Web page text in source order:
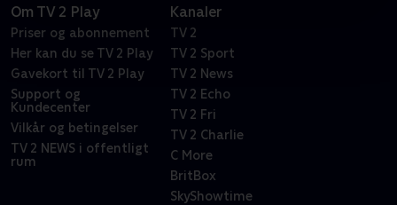
Om TV 2 Play
Priser og abonnement
Her kan du se TV 2 Play
Gavekort til TV 2 Play
Support og
Kundecenter
Vilkår og betingelser
TV 2 NEWS i offentligt
rum
Kanaler
TV 2
TV 2 Sport
TV 2 News
TV 2 Echo
TV 2 Fri
TV 2 Charlie
C More
BritBox
SkyShowtime